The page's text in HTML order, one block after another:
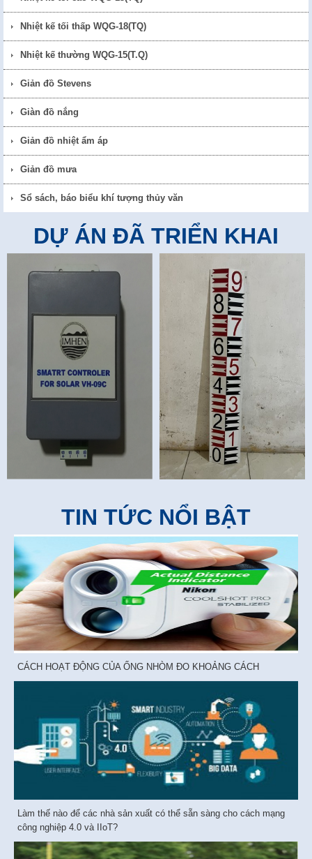
Nhiệt kế tối thấp WQG-18(TQ)
Nhiệt kế thường WQG-15(T.Q)
Giản đồ Stevens
Giàn đồ nắng
Giản đồ nhiệt ẩm áp
Giản đồ mưa
Sổ sách, báo biểu khí tượng thủy văn
DỰ ÁN ĐÃ TRIỂN KHAI
TIN TỨC NỔI BẬT
CÁCH HOẠT ĐỘNG CỦA ỐNG NHÒM ĐO KHOẢNG CÁCH
Làm thế nào để các nhà sản xuất có thể sẵn sàng cho cách mạng
công nghiệp 4.0 và IIoT?